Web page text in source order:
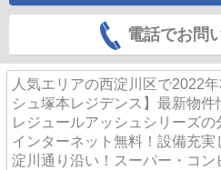
電話でお問
人気エリアの西淀川区で2022
シュ塚本レジデンス】最新物件
レジュールアッシュシリーズの
インターネット無料！設備充実
淀川通り沿い！スーパー・コ